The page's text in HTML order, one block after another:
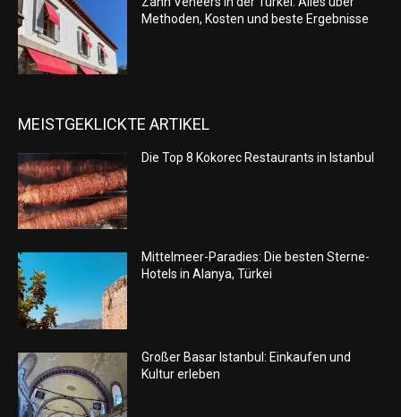
Methoden, Kosten und beste Ergebnisse
MEISTGEKLICKTE ARTIKEL
Die Top 8 Kokorec Restaurants in Istanbul
Mittelmeer-Paradies: Die besten Sterne-
Hotels in Alanya, Türkei
Großer Basar Istanbul: Einkaufen und
Kultur erleben